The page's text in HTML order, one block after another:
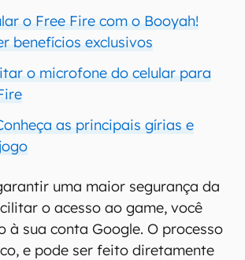
o Free Fire com o Booyah!
benefícios exclusivos
o microfone do celular para
as principais gírias e
uma maior segurança da
o acesso ao game, você
à sua conta Google. O processo
e pode ser feito diretamente